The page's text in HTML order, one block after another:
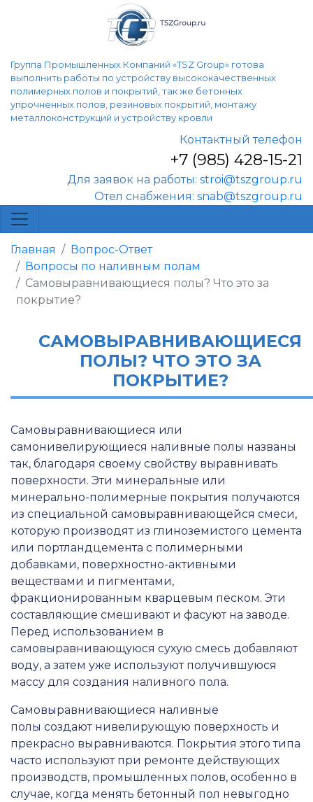
Группа Промышленных Компаний «TSZ Group» готова
выполнить работы по устройству высококачественных
полимерных полов и покрытий, так же бетонных
упрочненных полов, резиновых покрытий, монтажу
металлоконструкций и устройству кровли
Контактный телефон
+7 (985) 428-15-21
Для заявок на работы: stroi@tszgroup.ru
Отел снабжения: snab@tszgroup.ru
Главная
Вопрос-Ответ
Вопросы по наливным полам
Самовыравнивающиеся полы? Что это за
покрытие?
САМОВЫРАВНИВАЮЩИЕСЯ
ПОЛЫ? ЧТО ЭТО ЗА
ПОКРЫТИЕ?
Самовыравнивающиеся или
самонивелирующиеся наливные полы названы
так, благодаря своему свойству выравнивать
поверхности. Эти минеральные или
минерально-полимерные покрытия получаются
из специальной самовыравнивающейся смеси,
которую производят из глиноземистого цемента
или портландцемента с полимерными
добавками, поверхностно-активными
веществами и пигментами,
фракционированным кварцевым песком. Эти
составляющие смешивают и фасуют на заводе.
Перед использованием в
самовыравнивающуюся сухую смесь добавляют
воду, а затем уже используют получившуюся
массу для создания наливного пола.
Самовыравнивающиеся наливные
полы создают нивелирующую поверхность и
прекрасно выравниваются. Покрытия этого типа
часто используют при ремонте действующих
производств, промышленных полов, особенно в
случае, когда менять бетонный пол невыгодно